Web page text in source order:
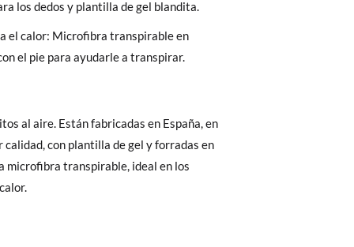
los dedos y plantilla de gel blandita.
el calor: Microfibra transpirable en
el pie para ayudarle a transpirar.
tienes que preocuparte por nada!
de enviarte un mensajero para que te